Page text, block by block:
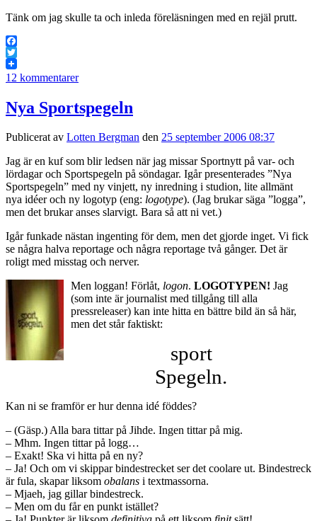
Tänk om jag skulle ta och inleda föreläsningen med en rejäl prutt.
Facebook
Twitter
12 kommentarer
Nya Sportspegeln
Publicerat av Lotten Bergman den 25 september 2006 08:37
Jag är en kuf som blir ledsen när jag missar Sportnytt på var- och
lördagar och Sportspegeln på söndagar. Igår presenterades ”Nya
Sportspegeln” med ny vinjett, ny inredning i studion, lite allmänt
nya idéer och ny logotyp (eng: logotype). (Jag brukar säga ”logga”,
men det brukar anses slarvigt. Bara så att ni vet.)
Igår funkade nästan ingenting för dem, men det gjorde inget. Vi fick
se några halva reportage och några reportage två gånger. Det är
roligt med misstag och nerver.
Men loggan! Förlåt, logon. LOGOTYPEN! Jag
(som inte är journalist med tillgång till alla
pressreleaser) kan inte hitta en bättre bild än så här,
men det står faktiskt:
sport
Spegeln.
Kan ni se framför er hur denna idé föddes?
– (Gäsp.) Alla bara tittar på Jihde. Ingen tittar på mig.
– Mhm. Ingen tittar på logg…
– Exakt! Ska vi hitta på en ny?
– Ja! Och om vi skippar bindestrecket ser det coolare ut. Bindestreck
är fula, skapar liksom obalans i textmassorna.
– Mjaeh, jag gillar bindestreck.
– Men om du får en punkt istället?